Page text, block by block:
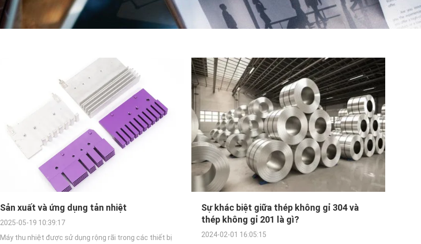
Sản xuất và ứng dụng tản nhiệt
2025-05-19 10:39:17
Máy thu nhiệt được sử dụng rộng rãi trong các thiết bị
Sự khác biệt giữa thép không gỉ 304 và
thép không gỉ 201 là gì?
2024-02-01 16:05:15